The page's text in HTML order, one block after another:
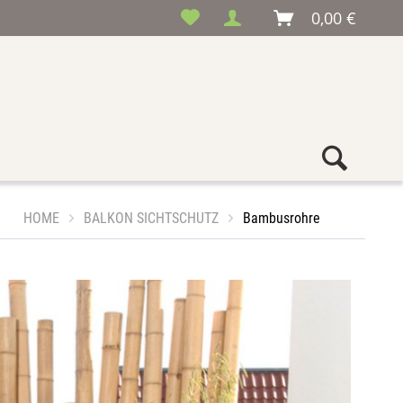
0,00 €
HOME BALKON SICHTSCHUTZ Bambusrohre